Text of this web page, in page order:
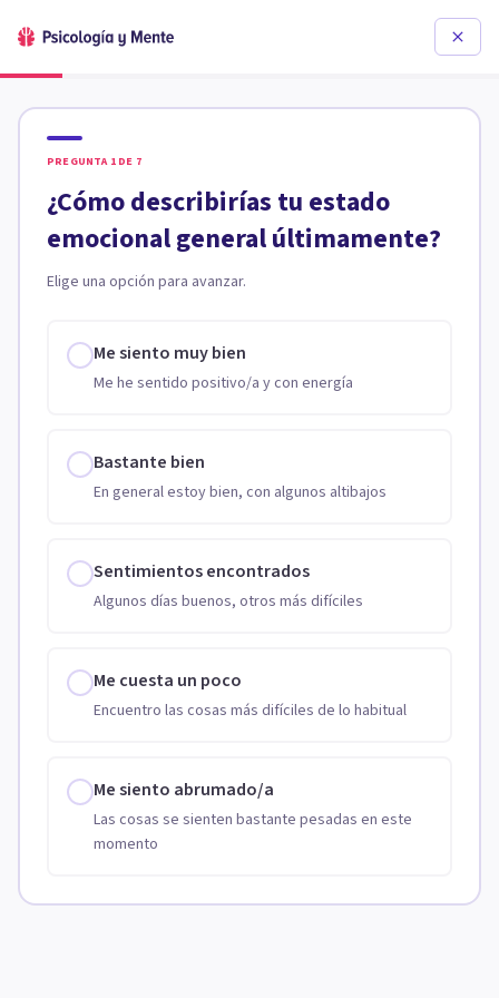
PREGUNTA 1 DE 7
¿Cómo describirías tu estado
emocional general últimamente?
Elige una opción para avanzar.
Me siento muy bien
Me he sentido positivo/a y con energía
Bastante bien
En general estoy bien, con algunos altibajos
Sentimientos encontrados
Algunos días buenos, otros más difíciles
Me cuesta un poco
Encuentro las cosas más difíciles de lo habitual
Me siento abrumado/a
Las cosas se sienten bastante pesadas en este
momento